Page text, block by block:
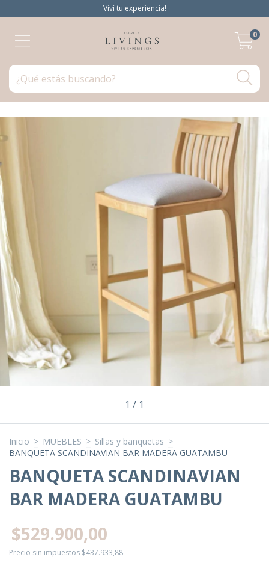
Viví tu experiencia!
0
1 / 1
Inicio > MUEBLES > Sillas y banquetas >
BANQUETA SCANDINAVIAN BAR MADERA GUATAMBU
BANQUETA SCANDINAVIAN
BAR MADERA GUATAMBU
$529.900,00
Precio sin impuestos $437.933,88